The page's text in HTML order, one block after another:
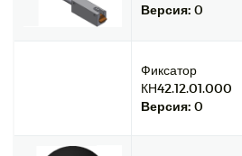
Версия: 0
Фиксатор
КН42.12.01.000
Версия: 0